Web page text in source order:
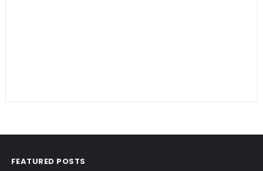
FEATURED POSTS